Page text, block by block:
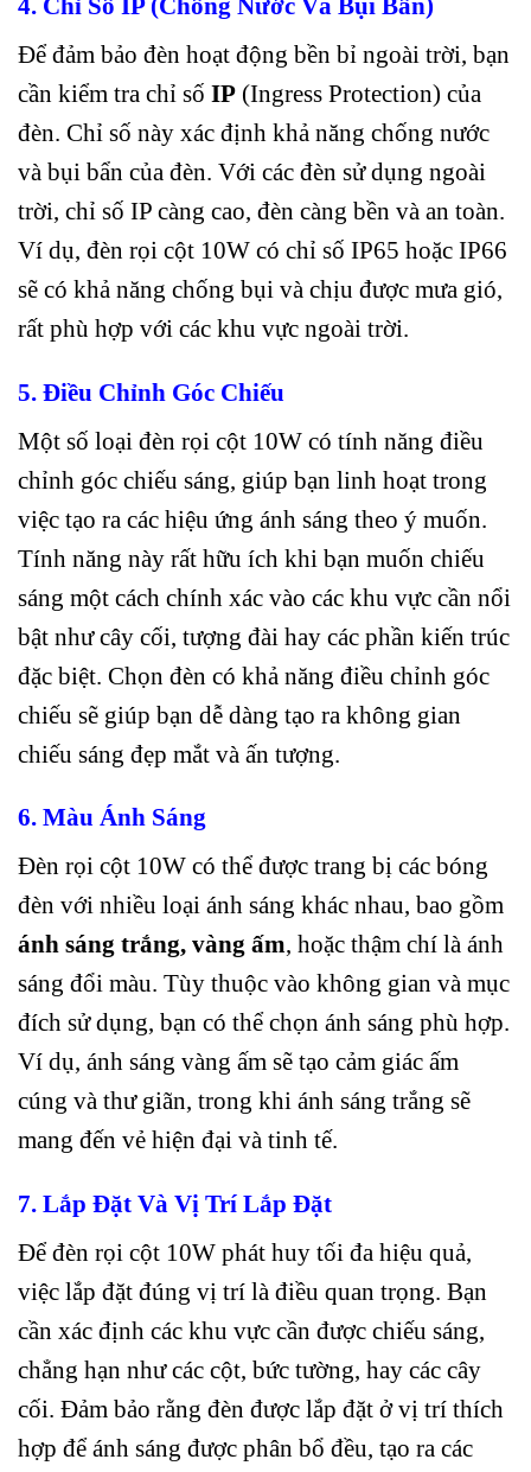
Để đảm bảo đèn hoạt động bền bỉ ngoài trời, bạn
cần kiểm tra chỉ số IP (Ingress Protection) của
đèn. Chỉ số này xác định khả năng chống nước
và bụi bẩn của đèn. Với các đèn sử dụng ngoài
trời, chỉ số IP càng cao, đèn càng bền và an toàn.
Ví dụ, đèn rọi cột 10W có chỉ số IP65 hoặc IP66
sẽ có khả năng chống bụi và chịu được mưa gió,
rất phù hợp với các khu vực ngoài trời.
5. Điều Chỉnh Góc Chiếu
Một số loại đèn rọi cột 10W có tính năng điều
chỉnh góc chiếu sáng, giúp bạn linh hoạt trong
việc tạo ra các hiệu ứng ánh sáng theo ý muốn.
Tính năng này rất hữu ích khi bạn muốn chiếu
sáng một cách chính xác vào các khu vực cần nổi
bật như cây cối, tượng đài hay các phần kiến trúc
đặc biệt. Chọn đèn có khả năng điều chỉnh góc
chiếu sẽ giúp bạn dễ dàng tạo ra không gian
chiếu sáng đẹp mắt và ấn tượng.
6. Màu Ánh Sáng
Đèn rọi cột 10W có thể được trang bị các bóng
đèn với nhiều loại ánh sáng khác nhau, bao gồm
ánh sáng trắng, vàng ấm, hoặc thậm chí là ánh
sáng đổi màu. Tùy thuộc vào không gian và mục
đích sử dụng, bạn có thể chọn ánh sáng phù hợp.
Ví dụ, ánh sáng vàng ấm sẽ tạo cảm giác ấm
cúng và thư giãn, trong khi ánh sáng trắng sẽ
mang đến vẻ hiện đại và tinh tế.
7. Lắp Đặt Và Vị Trí Lắp Đặt
Để đèn rọi cột 10W phát huy tối đa hiệu quả,
việc lắp đặt đúng vị trí là điều quan trọng. Bạn
cần xác định các khu vực cần được chiếu sáng,
chẳng hạn như các cột, bức tường, hay các cây
cối. Đảm bảo rằng đèn được lắp đặt ở vị trí thích
hợp để ánh sáng được phân bổ đều, tạo ra các